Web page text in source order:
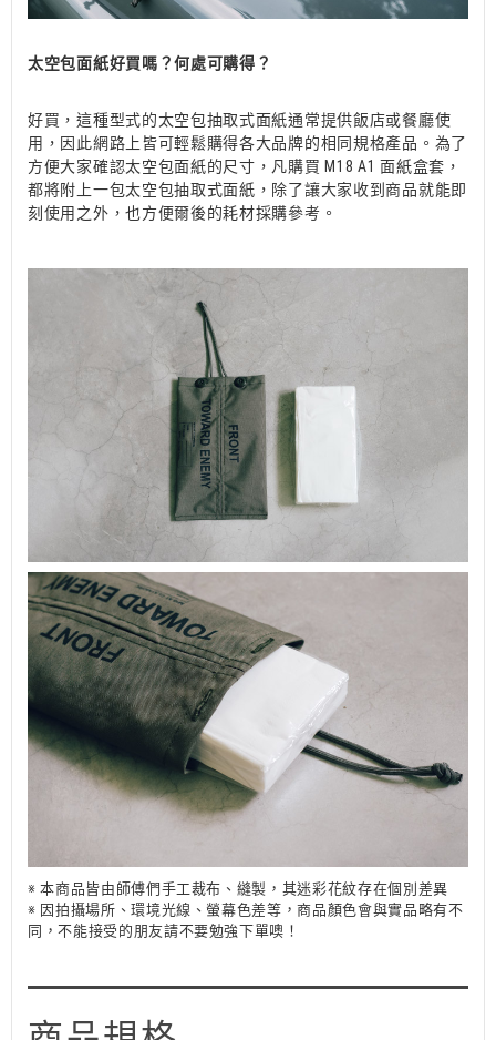
太空包面紙好買嗎？何處可購得？
好買，這種型式的太空包抽取式面紙通常提供飯店或餐廳使
用，因此網路上皆可輕鬆購得各大品牌的相同規格產品。為了
方便大家確認太空包面紙的尺寸，凡購買 M18 A1 面紙盒套，
都將附上一包太空包抽取式面紙，除了讓大家收到商品就能即
刻使用之外，也方便爾後的耗材採購參考。
※ 本商品皆由師傅們手工裁布、縫製，其迷彩花紋存在個別差異
※ 因拍攝場所、環境光線、螢幕色差等，商品顏色會與實品略有不
同，不能接受的朋友請不要勉強下單噢！